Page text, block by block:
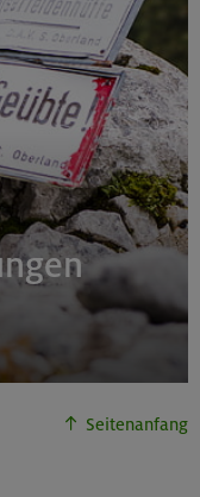
Seitenanfang